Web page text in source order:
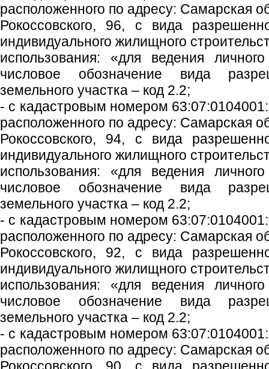
расположенного по адресу: Самарская
Рокоссовского, 96, с вида
индивидуального жилищного
использования: «для ведения
числовое обозначение вида
земельного участка – код 2.2;
- с кадастровым номером
расположенного по адресу: Самарская
Рокоссовского, 94, с вида
индивидуального жилищного
использования: «для ведения
числовое обозначение вида
земельного участка – код 2.2;
- с кадастровым номером
расположенного по адресу: Самарская
Рокоссовского, 92, с вида
индивидуального жилищного
использования: «для ведения
числовое обозначение вида
земельного участка – код 2.2;
- с кадастровым номером
расположенного по адресу: Самарская